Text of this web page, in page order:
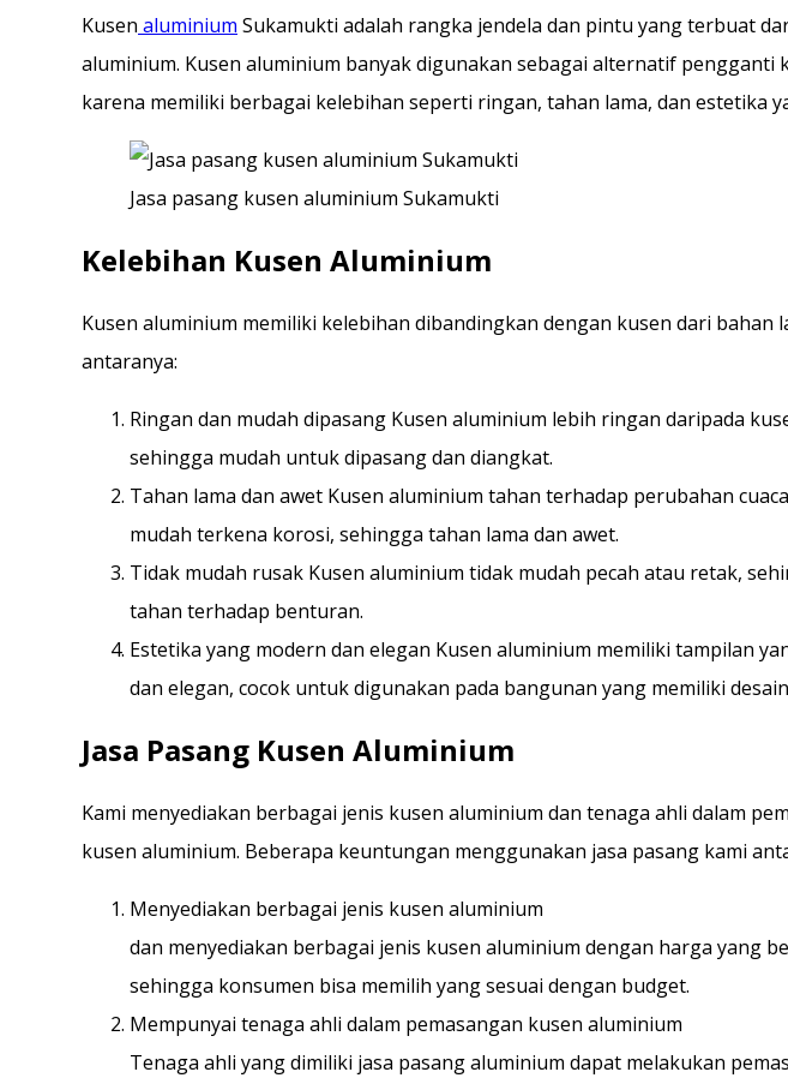
Kusen aluminium Sukamukti adalah rangka jendela dan pintu yang terbuat
aluminium. Kusen aluminium banyak digunakan sebagai alternatif pengganti
karena memiliki berbagai kelebihan seperti ringan, tahan lama, dan estetika
Jasa pasang kusen aluminium Sukamukti
Kelebihan Kusen Aluminium
Kusen aluminium memiliki kelebihan dibandingkan dengan kusen dari bahan
antaranya:
Ringan dan mudah dipasang Kusen aluminium lebih ringan daripada
sehingga mudah untuk dipasang dan diangkat.
Tahan lama dan awet Kusen aluminium tahan terhadap perubahan
mudah terkena korosi, sehingga tahan lama dan awet.
Tidak mudah rusak Kusen aluminium tidak mudah pecah atau retak,
tahan terhadap benturan.
Estetika yang modern dan elegan Kusen aluminium memiliki tampilan
dan elegan, cocok untuk digunakan pada bangunan yang memiliki
Jasa Pasang Kusen Aluminium
Kami menyediakan berbagai jenis kusen aluminium dan tenaga ahli dalam
kusen aluminium. Beberapa keuntungan menggunakan jasa pasang kami
Menyediakan berbagai jenis kusen aluminium
dan menyediakan berbagai jenis kusen aluminium dengan harga yang
sehingga konsumen bisa memilih yang sesuai dengan budget.
Mempunyai tenaga ahli dalam pemasangan kusen aluminium
Tenaga ahli yang dimiliki jasa pasang aluminium dapat melakukan